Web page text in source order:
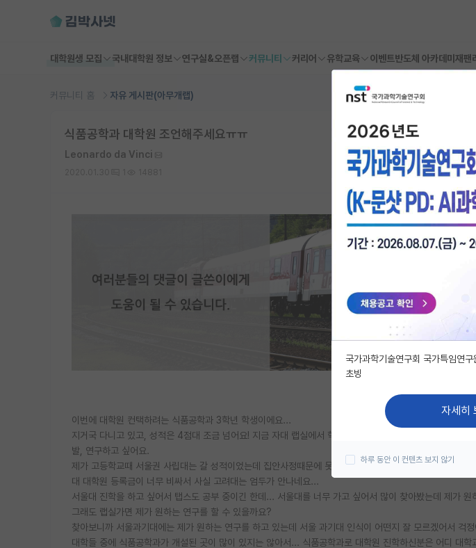
대학원생 모집 국내대학원 정보 연구실&오픈랩 커뮤니티 커리어 유학교육 이벤트반도체 아카데미 재팬
커뮤니티 홈 자유 게시판(아무개랩)
식품공학과 대학원 조언해주세요ㅠㅠ
Leonardo da Vinci
이번에 대학원 컨택하려는 식품공학과 3학년 학생이에요...
지거국 다니고 있고, 성적은 4점대 조금 넘어요! 지금 자대 랩실에서 학부연구생으로 일하고 있고, 연구기
발, 연구하고 싶어요.
제가 고등학교때 서울권 사립대는 갈 성적이었는데 집안사정때문에 못간게 한이 됐어요.. 그래서 부모님이
대 대학원 등록금이 너무 비싸서 사실 고려대는 엄두가 안나네요...
서울대 진학을 하고 싶어서 탭스도 공부 중이긴 한데... 서울대를 너무 가고 싶어서 많이 찾아봤는데 제가
그래도 랩실가면 제가 원하는 연구를 할 수 있을까요?
찾아보니까 서울과기대에는 제가 원하는 연구를 하고 있는데 서울 과기대 인식이 어떤지 잘 모르겠어서 걱
대학들 중에 식품공학과가 개설된 곳이 많이 있지는 않아서... 식품공학과로 대학원 진학하신분은 어디 대학
국가과학기술연구회 국가특임연
초빙
자세히
하루 동안 이 컨텐츠 보지 않기